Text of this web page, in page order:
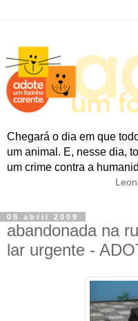
Chegará o dia em que
um animal. E, nesse dia,
um crime contra a
08 abril 2009
abandonada na
lar urgente -